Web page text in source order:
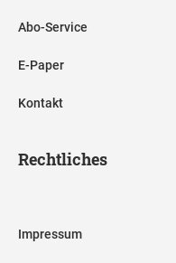
Abo-Service
E-Paper
Kontakt
Rechtliches
Impressum